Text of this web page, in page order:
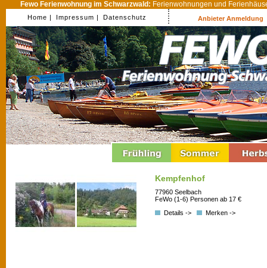
Fewo Ferienwohnung im Schwarzwald: Ferienwohnungen und
Home | Impressum | Datenschutz Anbieter Anmeldung
Kempfenhof
77960 Seelbach
FeWo (1-6) Personen ab 17 €
Details ->
Merken ->